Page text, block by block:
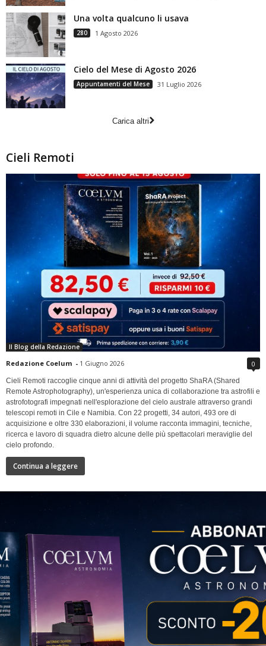
Una volta qualcuno li usava
280 1 Agosto 2026
Cielo del Mese di Agosto 2026
Appuntamenti del Mese 31 Luglio 2026
Carica altri
Cieli Remoti
Il Blog della Redazione
Redazione Coelum - 1 Giugno 2026 0
Cieli Remoti raccoglie cinque anni di attività del progetto ShaRA (Shared
Remote Astrophotography), un'esperienza unica di collaborazione tra astrofili e
astrofotografi impegnati nell'esplorazione del cielo australe attraverso grandi
telescopi remoti in Cile e Namibia. Con 22 progetti, 34 autori, 493 ore di
acquisizione e oltre 330 elaborazioni, il volume racconta immagini, tecniche,
ricerca e lavoro di squadra dietro alcune delle più spettacolari meraviglie del
cielo profondo.
Continua a leggere